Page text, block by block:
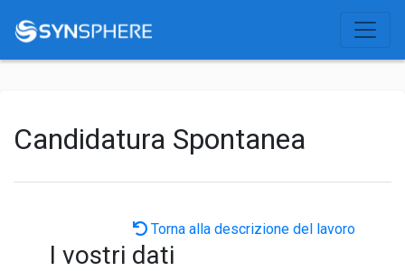
Candidatura Spontanea
Torna alla descrizione del lavoro
I vostri dati